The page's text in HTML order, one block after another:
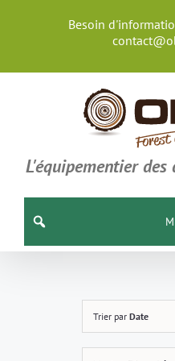
Besoin
L'équipementier
Trier par Date